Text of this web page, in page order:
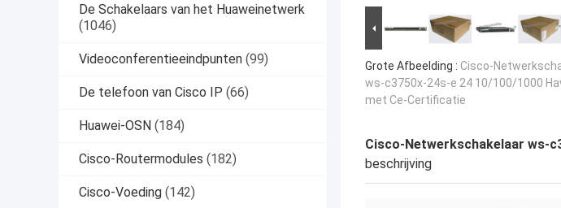
De Schakelaars van het Huaweinetwerk
(1046)
Videoconferentieeindpunten (99)
De telefoon van Cisco IP (66)
Huawei-OSN (184)
Cisco-Routermodules (182)
Cisco-Voeding (142)
Grote Afbeelding : Cisco-
ws-c3750x-24s-e 24 10/100/1000
met Ce-Certificatie
Cisco-Netwerkschakelaar ws-
beschrijving